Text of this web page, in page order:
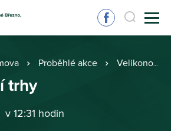
Proběhlé akce Velikonoční trhy
trhy
v 12:31 hodin